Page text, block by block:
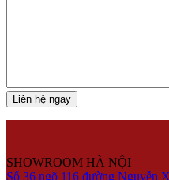
SHOWROOM HÀ NỘI
Số 36 ngõ 116 đường Nguyễn